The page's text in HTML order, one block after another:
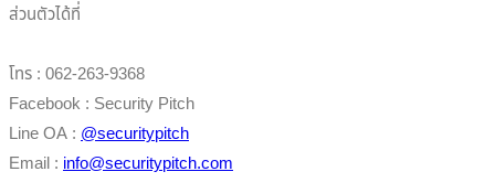
ส่วนตัวได้ที่
โทร : 062-263-9368
Facebook : Security Pitch
Line OA : @securitypitch
Email : info@securitypitch.com